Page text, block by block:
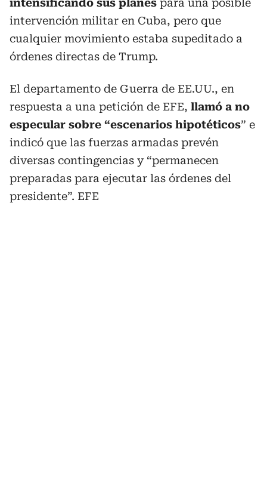
intensificando sus planes para una posible
intervención militar en Cuba, pero que
cualquier movimiento estaba supeditado a
órdenes directas de Trump.
El departamento de Guerra de EE.UU., en
respuesta a una petición de EFE, llamó a no
especular sobre “escenarios hipotéticos” e
indicó que las fuerzas armadas prevén
diversas contingencias y “permanecen
preparadas para ejecutar las órdenes del
presidente”. EFE